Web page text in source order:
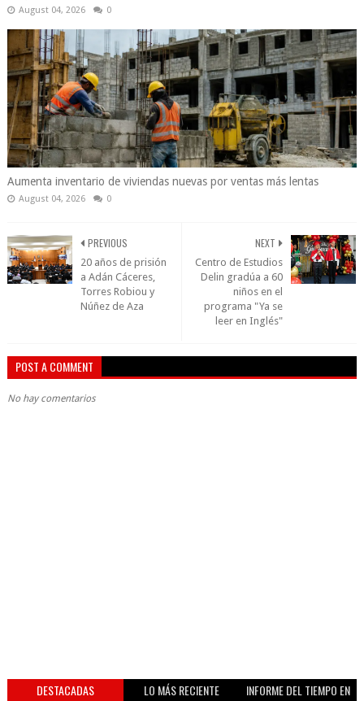
August 04, 2026 0
Aumenta inventario de viviendas nuevas por ventas más lentas
August 04, 2026 0
NEXT
Centro de Estudios
Delin gradúa a 60
niños en el
programa "Ya se
leer en Inglés"
PREVIOUS
20 años de prisión
a Adán Cáceres,
Torres Robiou y
Núñez de Aza
POST A COMMENT
No hay comentarios
DESTACADAS LO MÁS RECIENTE
INFORME DEL TIEMPO EN